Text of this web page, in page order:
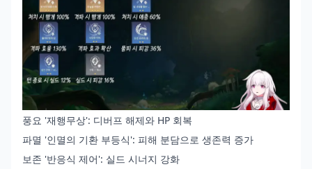
풍요 '재행무상': 디버프 해제와 HP 회복
파멸 '인멸의 기환 부등식': 피해 분담으로 생존력 증가
보존 '반응식 제어': 실드 시너지 강화